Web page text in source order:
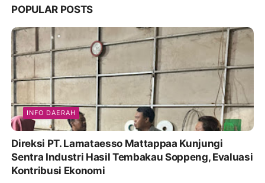
POPULAR POSTS
INFO DAERAH
Direksi PT. Lamataesso Mattappaa Kunjungi
Sentra Industri Hasil Tembakau Soppeng, Evaluasi
Kontribusi Ekonomi